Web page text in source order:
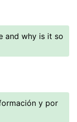
and why is it so
y por